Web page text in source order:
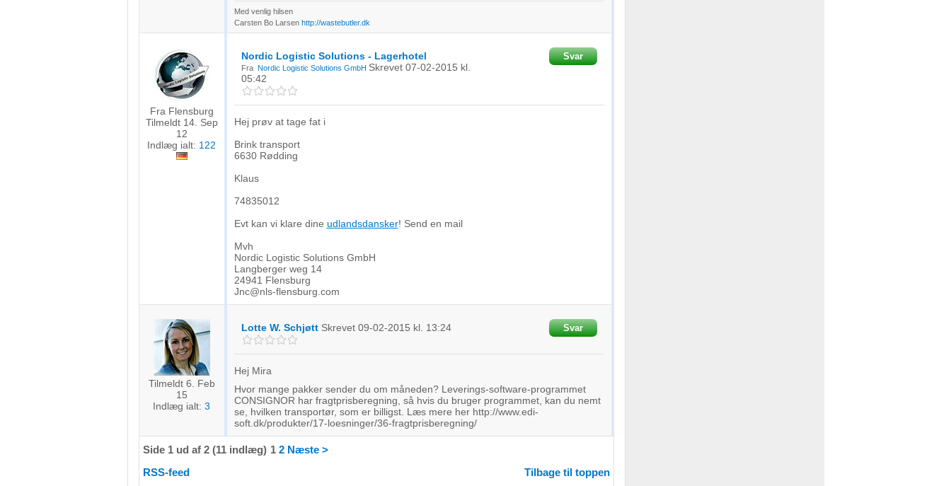
Med venlig hilsen
Carsten Bo Larsen http://wastebutler.dk
Fra Flensburg
Tilmeldt 14. Sep
12
Indlæg ialt: 122
Nordic Logistic Solutions - Lagerhotel
Fra Nordic Logistic Solutions GmbH Skrevet 07-02-2015 kl.
05:42
Svar
Hej prøv at tage fat i
Brink transport
6630 Rødding
Klaus
74835012
Evt kan vi klare dine udlandsdansker! Send en mail
Mvh
Nordic Logistic Solutions GmbH
Langberger weg 14
24941 Flensburg
Jnc@nls-flensburg.com
Tilmeldt 6. Feb
15
Indlæg ialt: 3
Lotte W. Schjøtt Skrevet 09-02-2015 kl. 13:24 Svar
Hej Mira
Hvor mange pakker sender du om måneden? Leverings-software-programmet
CONSIGNOR har fragtprisberegning, så hvis du bruger programmet, kan du nemt
se, hvilken transportør, som er billigst. Læs mere her http://www.edi-
soft.dk/produkter/17-loesninger/36-fragtprisberegning/
Side 1 ud af 2 (11 indlæg) 1 2 Næste >
RSS-feed
Tilbage til toppen
Forstå målgrupper gennem statistikker eller kombinationer af oplysninger fra forskellige
Udvikle og forbedre tjenester
Bruge begrænsede oplysninger til at vælge indhold
Bruge præcise geografiske placeringsoplysninger
Identificere enheder baseret på aktivt anmodede oplysninger